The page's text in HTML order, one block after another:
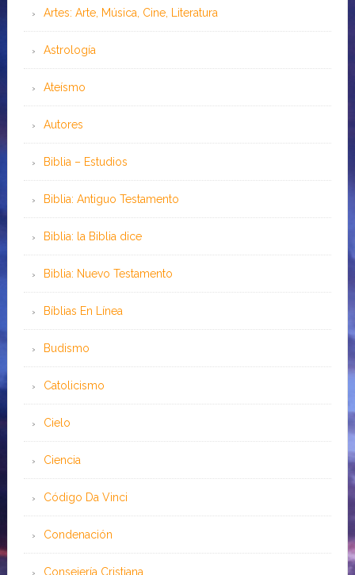
Artes: Arte, Música, Cine, Literatura
Astrología
Ateísmo
Autores
Biblia – Estudios
Biblia: Antiguo Testamento
Biblia: la Biblia dice
Biblia: Nuevo Testamento
Bíblias En Línea
Budismo
Catolicismo
Cielo
Ciencia
Código Da Vinci
Condenación
Consejería Cristiana